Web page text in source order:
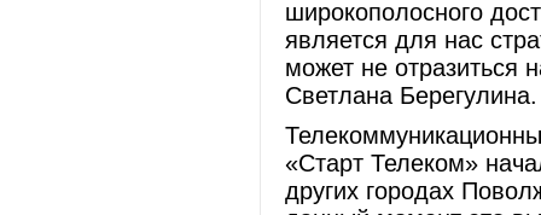
широкополосного
является для нас
может не отразиться
Светлана Берегулина.
«Старт Телеком»
других городах